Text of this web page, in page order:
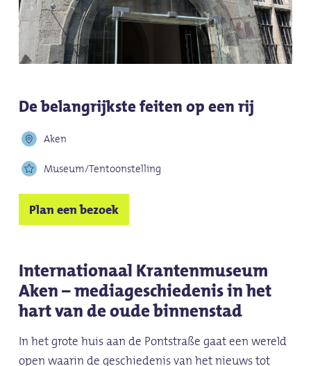
De belangrijkste feiten op een rij
Aken
Museum/Tentoonstelling
Plan een bezoek
Internationaal Krantenmuseum
Aken – mediageschiedenis in het
hart van de oude binnenstad
In het grote huis aan de Pontstraße gaat een wereld
open waarin de geschiedenis van het nieuws tot